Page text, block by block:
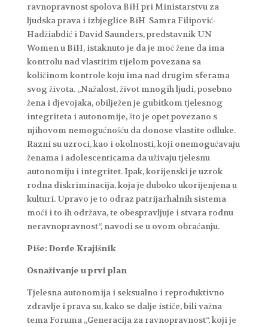
ravnopravnost spolova BiH pri Ministarstvu za
ljudska prava i izbjeglice BiH Samra Filipović-
Hadžiabdić i David Saunders, predstavnik UN
Women u BiH, istaknuto je da je moć žene da ima
kontrolu nad vlastitim tijelom povezana sa
količinom kontrole koju ima nad drugim sferama
svog života. „Nažalost, život mnogih ljudi, posebno
žena i djevojaka, obilježen je gubitkom tjelesnog
integriteta i autonomije, što je opet povezano s
njihovom nemogućnošću da donose vlastite odluke.
Razni su uzroci, kao i okolnosti, koji onemogućavaju
ženama i adolescenticama da uživaju tjelesnu
autonomiju i integritet. Ipak, korijenski je uzrok
rodna diskriminacija, koja je duboko ukorijenjena u
kulturi. Upravo je to odraz patrijarhalnih sistema
moći i to ih održava, te obespravljuje i stvara rodnu
neravnopravnost“, navodi se u ovom obraćanju.
Piše: Đorđe Krajišnik
Osnaživanje u prvi plan
Tjelesna autonomija i seksualno i reproduktivno
zdravlje i prava su, kako se dalje ističe, bili važna
tema Foruma „Generacija za ravnopravnost“, koji je